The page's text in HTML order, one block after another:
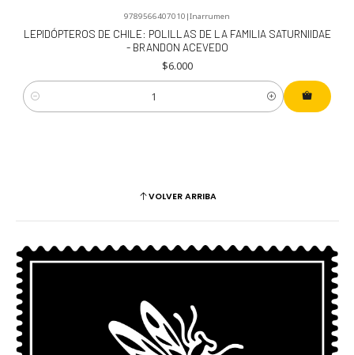
9789566407010 |Inarrumen
LEPIDÓPTEROS DE CHILE: POLILLAS DE LA FAMILIA SATURNIIDAE
- BRANDON ACEVEDO
$6.000
Cantidad
VOLVER ARRIBA